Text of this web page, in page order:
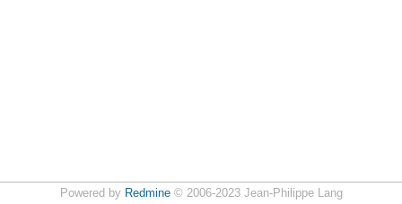
Powered by Redmine© 2006-2023 Jean-Philippe Lang